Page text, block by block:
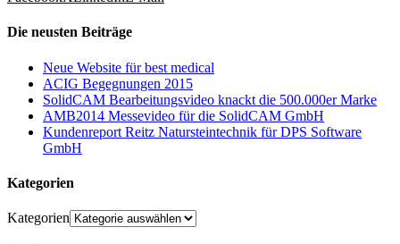
Die neusten Beiträge
Neue Website für best medical
ACIG Begegnungen 2015
SolidCAM Bearbeitungsvideo knackt die 500.000er Marke
AMB2014 Messevideo für die SolidCAM GmbH
Kundenreport Reitz Natursteintechnik für DPS Software
GmbH
Kategorien
Kategorien